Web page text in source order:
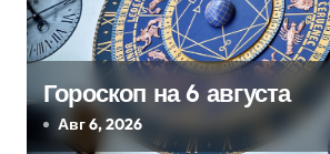
с
я
м
Гороскоп на 6 августа
Авг 6, 2026